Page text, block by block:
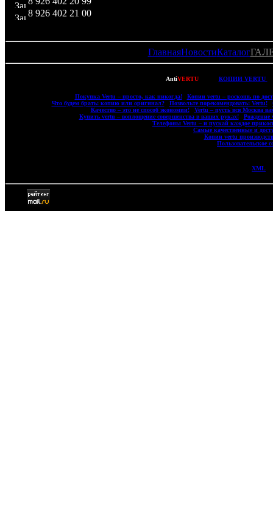
8 926 402 21 00
ГлавнаяНовостиКаталог
AntiVERTU- ВСЕ КОПИИ VERTU
Покупка Vertu – просто, как никогда!| Копии vertu – роскошь по
Что будем брать: копию или оригинал?| Позвольте порекомендовать: Vertu!|
Качество – это не способ экономии!| Vertu – пусть вся Москва
Купить vertu – воплощение совершенства в ваших руках!| Рождение
Телефоны Vertu – и пускай каждое
Самые качественные и
Копии vertu
Пользовательское
XML